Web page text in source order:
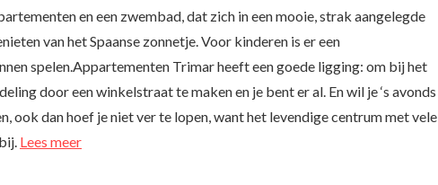
en een zwembad, dat zich in een mooie, strak aangelegde
van het Spaanse zonnetje. Voor kinderen is er een
spelen.Appartementen Trimar heeft een goede ligging: om bij het
door een winkelstraat te maken en je bent er al. En wil je ‘s avonds
ook dan hoef je niet ver te lopen, want het levendige centrum met vele
Lees meer